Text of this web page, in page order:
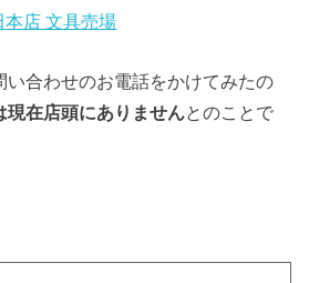
本店 文具売場
い合わせのお電話をかけてみたの
現在店頭にありませんとのことで